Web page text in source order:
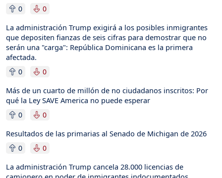
0 0
La administración Trump exigirá a los posibles inmigrantes
que depositen fianzas de seis cifras para demostrar que no
serán una "carga": República Dominicana es la primera
afectada.
0 0
Más de un cuarto de millón de no ciudadanos inscritos: Por
qué la Ley SAVE America no puede esperar
0 0
Resultados de las primarias al Senado de Michigan de 2026
0 0
La administración Trump cancela 28.000 licencias de